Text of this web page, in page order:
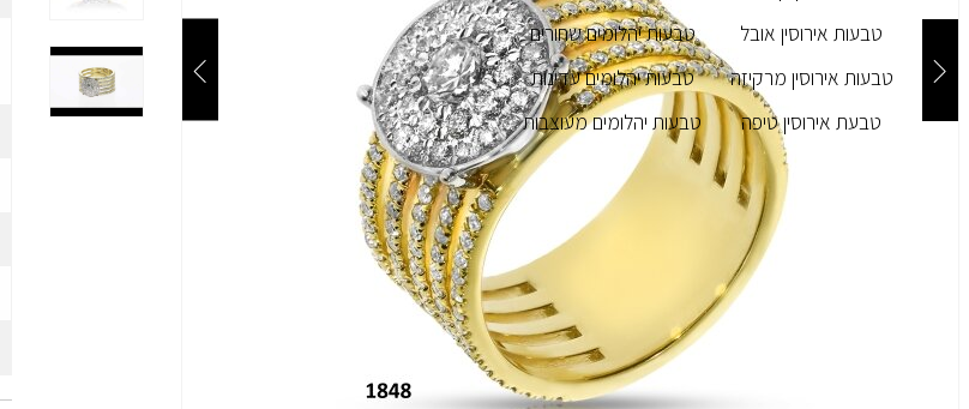
טבעות אירוסין אובל
טבעות אירוסין מרקיזה
טבעת אירוסין טיפה
טבעות יהלומים שחורים
טבעות יהלומים עדינות
טבעות יהלומים מעוצבות